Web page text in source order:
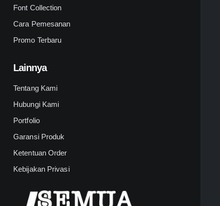
Font Collection
Cara Pemesanan
Promo Terbaru
Lainnya
Tentang Kami
Hubungi Kami
Portfolio
Garansi Produk
Ketentuan Order
Kebijakan Privasi